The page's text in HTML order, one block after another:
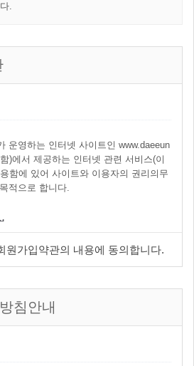
.
운영하는 인터넷 사이트인 www.daeeun
)에서 제공하는 인터넷 관련 서비스(이
함에 있어 사이트와 이용자의 권리의무
적으로 합니다.
등에 관한 법률, 전기통신기본법, 전기
신망 이용촉진 및 정보보호 등에 관한 법
관한법률, 소비자보호법 등 관련법을 위
관을 개정할 수 있습니다.
할 경우에는 적용일자 및 개정사유를 명
원가입약관의 내용에 동의합니다.
침안내